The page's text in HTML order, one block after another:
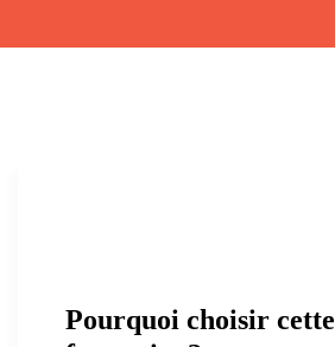
Pourquoi choisir cette